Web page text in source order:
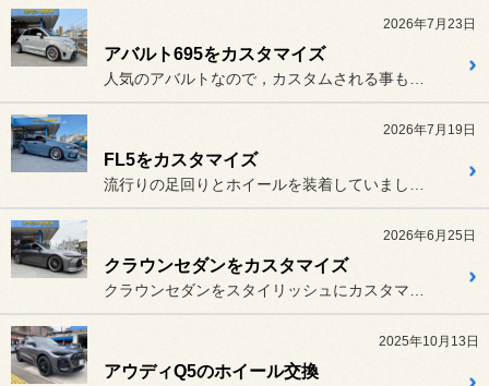
2026年7月23日
アバルト695をカスタマイズ
2026年7月19日
FL5をカスタマイズ
2026年6月25日
クラウンセダンをカスタマイズ
2025年10月13日
アウディQ5のホイール交換